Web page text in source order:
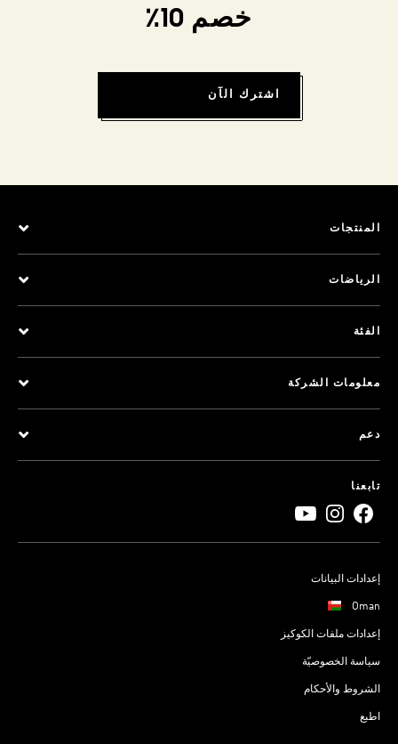
خصم 10٪
اشترك الآن
المنتجات
الرياضات
الفئة
معلومات الشركة
دعم
تابعنا
إعدادات البيانات
Oman
إعدادات ملفات الكوكيز
سياسة الخصوصيّة
الشروط والأحكام
اطبع